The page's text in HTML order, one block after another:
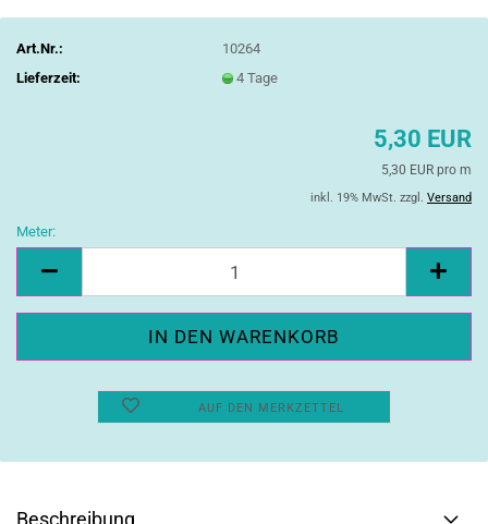
Art.Nr.:
10264
Lieferzeit:
4 Tage
5,30 EUR
5,30 EUR pro m
inkl. 19% MwSt. zzgl. Versand
Meter:
AUF DEN MERKZETTEL
Beschreibung